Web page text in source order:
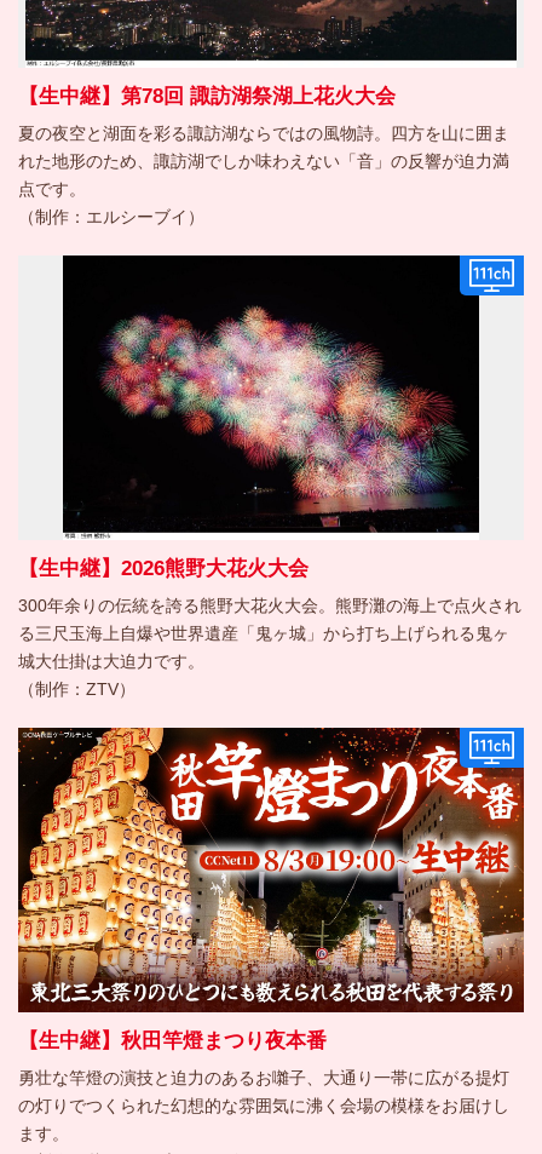
【生中継】第78回 諏訪湖祭湖上花火大会
夏の夜空と湖面を彩る諏訪湖ならではの風物詩。四方を山に囲ま
れた地形のため、諏訪湖でしか味わえない「音」の反響が迫力満
点です。
（制作：エルシーブイ）
【生中継】2026熊野大花火大会
300年余りの伝統を誇る熊野大花火大会。熊野灘の海上で点火され
る三尺玉海上自爆や世界遺産「鬼ヶ城」から打ち上げられる鬼ヶ
城大仕掛は大迫力です。
（制作：ZTV）
【生中継】秋田竿燈まつり夜本番
勇壮な竿燈の演技と迫力のあるお囃子、大通り一帯に広がる提灯
の灯りでつくられた幻想的な雰囲気に沸く会場の模様をお届けし
ます。